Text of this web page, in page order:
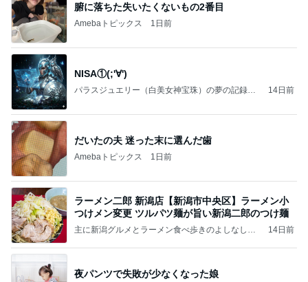
腑に落ちた失いたくないもの2番目
Amebaトピックス 1日前
NISA①(;'∀')
パラスジュエリー（白美女神宝珠）の夢の記録
14日前
だいたの夫 迷った末に選んだ歯
Amebaトピックス 1日前
ラーメン二郎 新潟店【新潟市中央区】ラーメン小
つけメン変更 ツルパツ麺が旨い新潟二郎のつけ麺
主に新潟グルメとラーメン食べ歩きのよしなしご
14日前
夜パンツで失敗が少なくなった娘